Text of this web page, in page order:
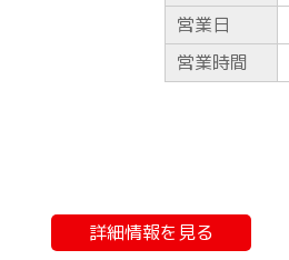
営業日
営業時間
詳細情報を見る